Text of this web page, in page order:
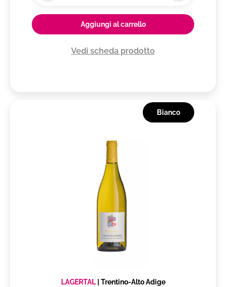
Aggiungi al carrello
Vedi scheda prodotto
Bianco
LAGERTAL| Trentino-Alto Adige